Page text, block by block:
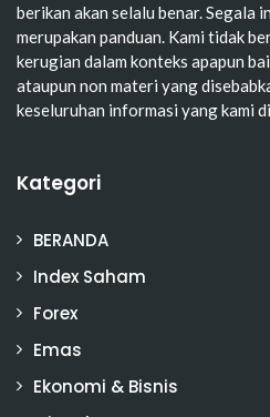
berikan akan selalu benar. Segala
merupakan panduan. Kami tidak
kerugian dalam konteks apapun
ataupun non materi yang
keseluruhan informasi yang kami
Kategori
BERANDA
Index Saham
Forex
Emas
Ekonomi & Bisnis